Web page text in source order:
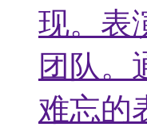
现。表
团队。
难忘的